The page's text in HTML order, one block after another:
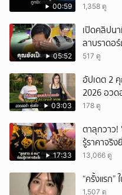
00:59 1,358 ดู
05:52
เปิดคลิปน
ลาบราดอ
517 ดู
03:03
อัปเดต 2
2026 อวด
178 ดู
17:33
ตาลุกวาว!
รู้ราคาจริ
13,066 ดู
“ครั้งแรก
1,507 ดู